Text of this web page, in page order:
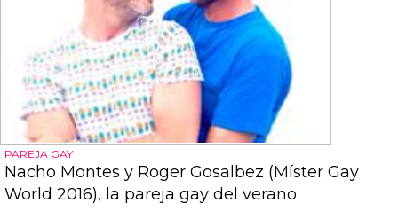
PAREJA GAY
Nacho Montes y Roger Gosalbez (Míster Gay
World 2016), la pareja gay del verano